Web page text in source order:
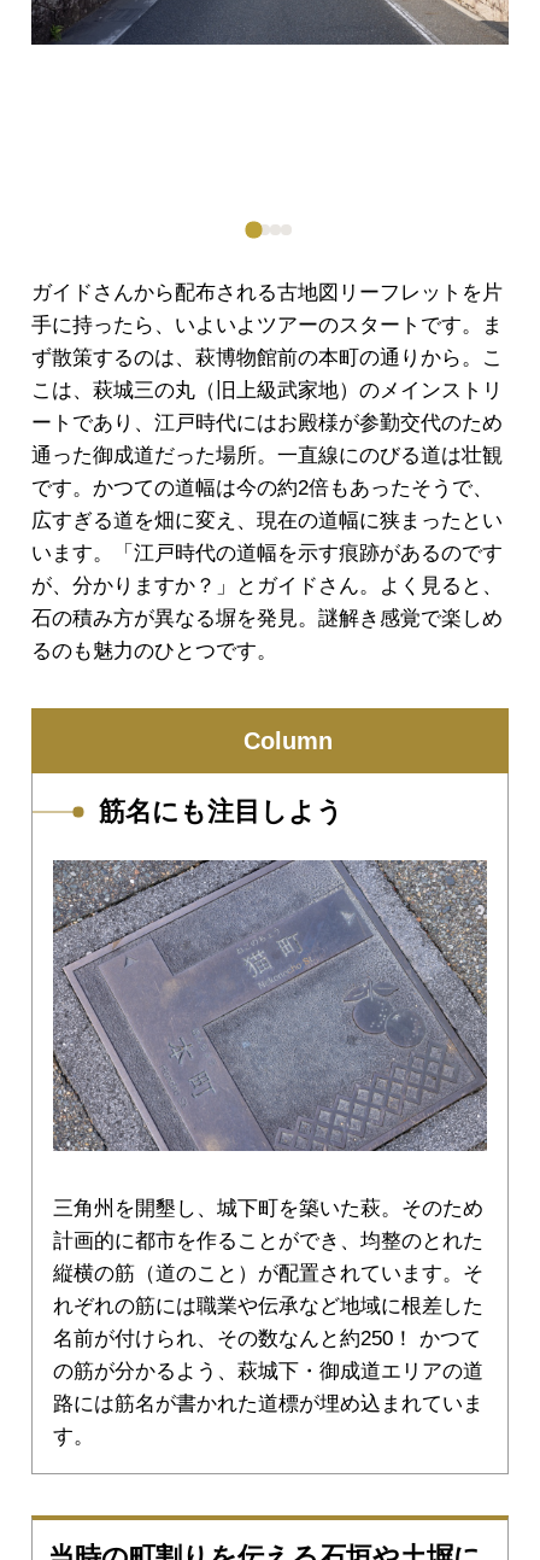
ガイドさんから配布される古地図リーフレットを片
手に持ったら、 いよいよツアーのスタートです。ま
ず散策するのは、萩博物館前の本町の通りから。こ
こは、萩城三の丸（旧上級武家地）のメインストリ
ートであり、江戸時代にはお殿様が参勤交代のため
通った御成道だった場所。一直線にのびる道は壮観
です。かつての道幅は今の約2倍もあったそうで、
広すぎる道を畑に変え、現在の道幅に狭まったとい
います。「江戸時代の道幅を示す痕跡があるのです
が、分かりますか？」とガイドさん。よく見ると、
石の積み方が異なる塀を発見。謎解き感覚で楽しめ
るのも魅力のひとつです。
Column
筋名にも注目しよう
三角州を開墾し、城下町を築いた萩。そのため
計画的に都市を作ることができ、均整のとれた
縦横の筋（道のこと）が配置されています。そ
れぞれの筋には職業や伝承など地域に根差した
名前が付けられ、その数なんと約250！ かつて
の筋が分かるよう、萩城下・御成道エリアの道
路には筋名が書かれた道標が埋め込まれていま
す。